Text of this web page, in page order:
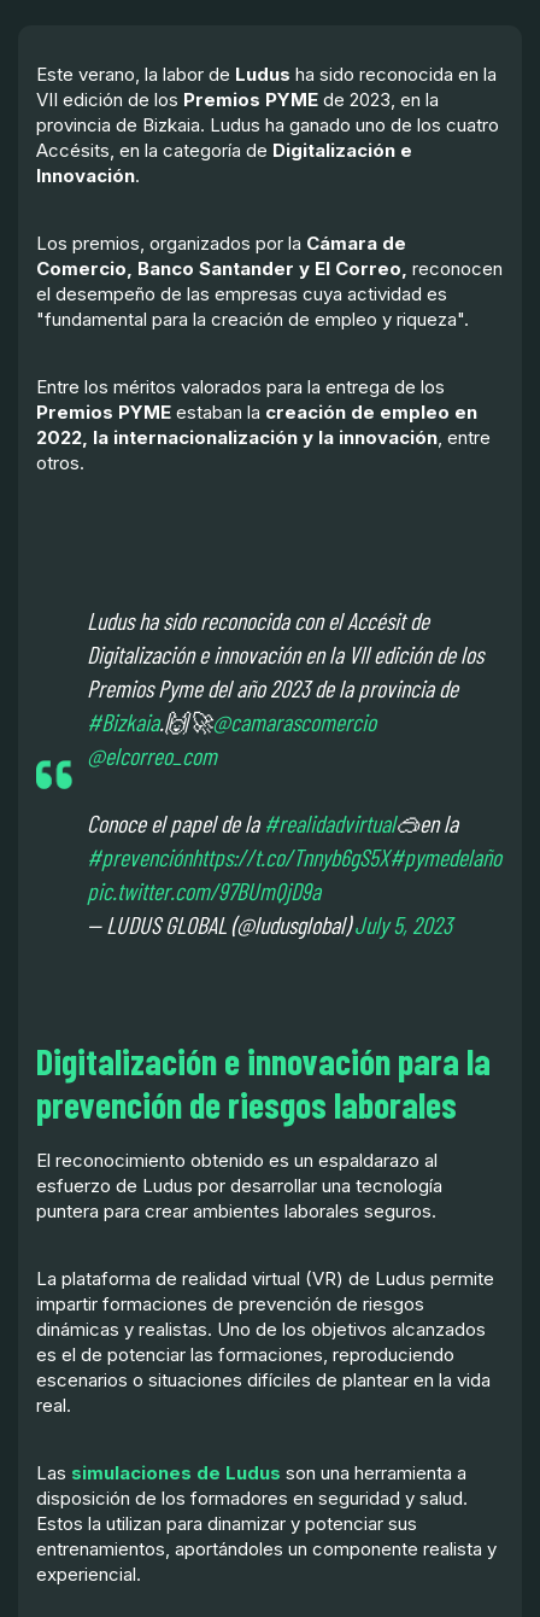
Este verano, la labor de Ludus ha sido reconocida en la
VII edición de los Premios PYME de 2023, en la
provincia de Bizkaia. Ludus ha ganado uno de los cuatro
Accésits, en la categoría de Digitalización e
Innovación.
Los premios, organizados por la Cámara de
Comercio, Banco Santander y El Correo, reconocen
el desempeño de las empresas cuya actividad es
"fundamental para la creación de empleo y riqueza".
Entre los méritos valorados para la entrega de los
Premios PYME estaban la creación de empleo en
2022, la internacionalización y la innovación, entre
otros.
Ludus ha sido reconocida con el Accésit de
Digitalización e innovación en la VII edición de los
Premios Pyme del año 2023 de la provincia de
#Bizkaia.🙌🚀@camarascomercio
@elcorreo_com
Conoce el papel de la #realidadvirtual🥽en la
#prevenciónhttps://t.co/Tnnyb6gS5X#pymedelaño
pic.twitter.com/97BUmQjD9a
— LUDUS GLOBAL (@ludusglobal)July 5, 2023
Digitalización e innovación para la
prevención de riesgos laborales
El reconocimiento obtenido es un espaldarazo al
esfuerzo de Ludus por desarrollar una tecnología
puntera para crear ambientes laborales seguros.
La plataforma de realidad virtual (VR) de Ludus permite
impartir formaciones de prevención de riesgos
dinámicas y realistas. Uno de los objetivos alcanzados
es el de potenciar las formaciones, reproduciendo
escenarios o situaciones difíciles de plantear en la vida
real.
Las simulaciones de Ludus son una herramienta a
disposición de los formadores en seguridad y salud.
Estos la utilizan para dinamizar y potenciar sus
entrenamientos, aportándoles un componente realista y
experiencial.